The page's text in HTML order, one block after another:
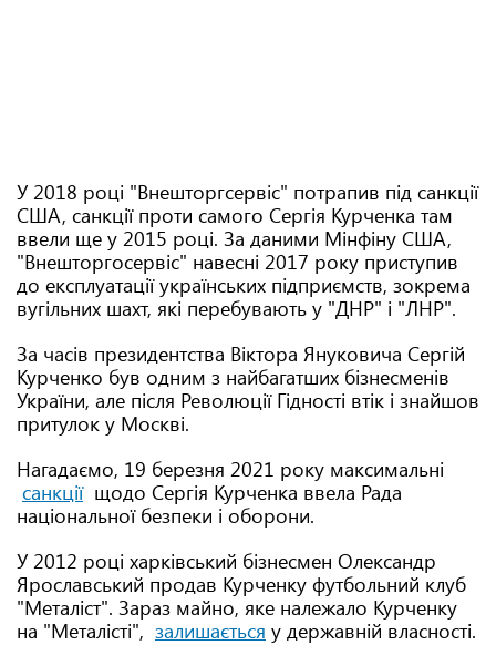
У 2018 році "Внешторгсервіс" потрапив під санкції
США, санкції проти самого Сергія Курченка там
ввели ще у 2015 році. За даними Мінфіну США,
"Внешторгосервіс" навесні 2017 року приступив
до експлуатації українських підприємств, зокрема
вугільних шахт, які перебувають у "ДНР" і "ЛНР".
За часів президентства Віктора Януковича Сергій
Курченко був одним з найбагатших бізнесменів
України, але після Революції Гідності втік і знайшов
притулок у Москві.
Нагадаємо, 19 березня 2021 року максимальні
санкціїщодо Сергія Курченка ввела Рада
національної безпеки і оборони.
У 2012 році харківський бізнесмен Олександр
Ярославський продав Курченку футбольний клуб
"Металіст". Зараз майно, яке належало Курченку
на "Металісті", залишається у державній власності.